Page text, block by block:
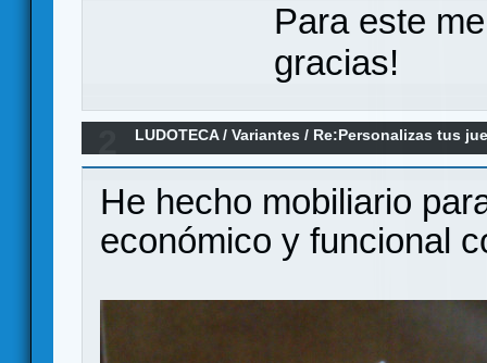
Para este
gracias!
LUDOTECA/Variantes / Re:Personalizas tus
He hecho mobiliario
económico y funcional